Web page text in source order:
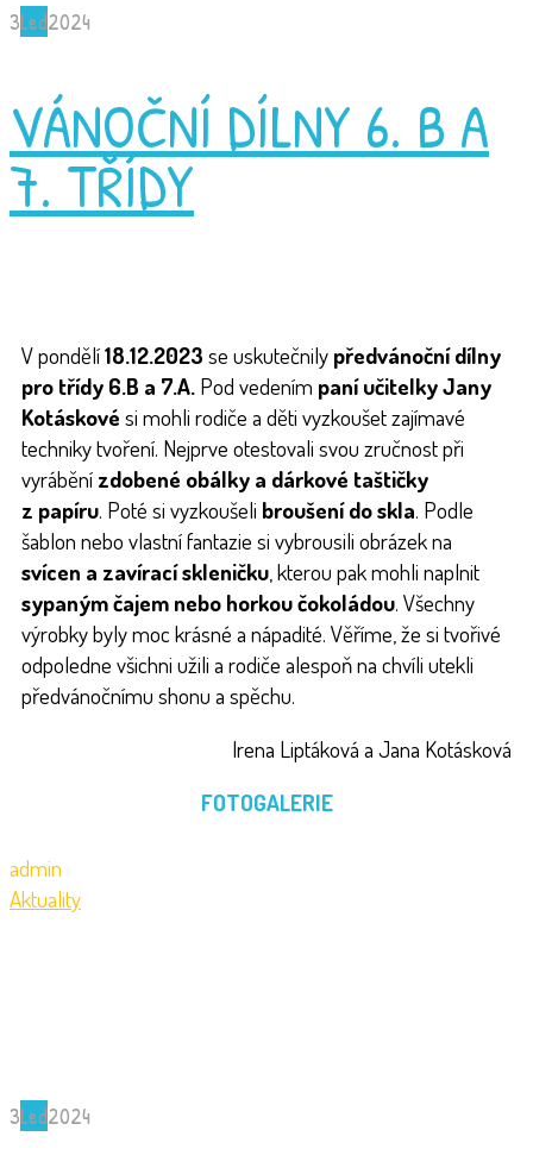
3Led2024
VÁNOČNÍ DÍLNY 6. B A
7. TŘÍDY
V pondělí18.12.2023 se uskutečnily předvánoční dílny
pro třídy 6.B a 7.A. Pod vedením paní učitelky Jany
Kotáskové si mohli rodiče a děti vyzkoušet zajímavé
techniky tvoření. Nejprve otestovali svou zručnost při
vyrábění zdobené obálky a dárkové taštičky
z papíru. Poté si vyzkoušeli broušení do skla. Podle
šablon nebo vlastní fantazie si vybrousili obrázek na
svícen a zavírací skleničku , kterou pak mohli naplnit
sypaným čajem nebo horkou čokoládou. Všechny
výrobky byly moc krásné a nápadité. Věříme, že si tvořivé
odpoledne všichni užili a rodiče alespoň na chvíli utekli
předvánočnímu shonu a spěchu.
Irena Liptáková a Jana Kotásková
FOTOGALERIE
admin
Aktuality
3Led2024